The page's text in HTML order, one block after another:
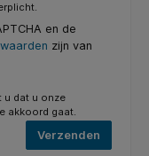
en de
zijn van
u dat u onze
akkoord gaat.
Verzenden